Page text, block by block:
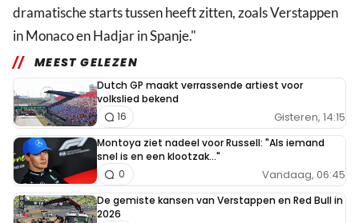
dramatische starts tussen heeft zitten, zoals Verstappen
in Monaco en Hadjar in Spanje."
MEEST GELEZEN
Dutch GP maakt verrassende artiest voor
volkslied bekend
Gisteren, 14:15
16
Montoya ziet nadeel voor Russell: "Als iemand
snel is en een klootzak..."
Vandaag, 06:45
0
De gemiste kansen van Verstappen en Red Bull in
2026